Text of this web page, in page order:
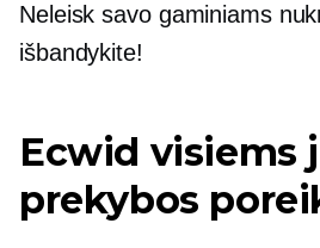
Neleisk savo gaminiams
išbandykite!
Ecwid visiems
prekybos